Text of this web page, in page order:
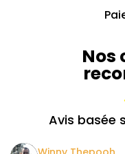
Nos
Avis basée